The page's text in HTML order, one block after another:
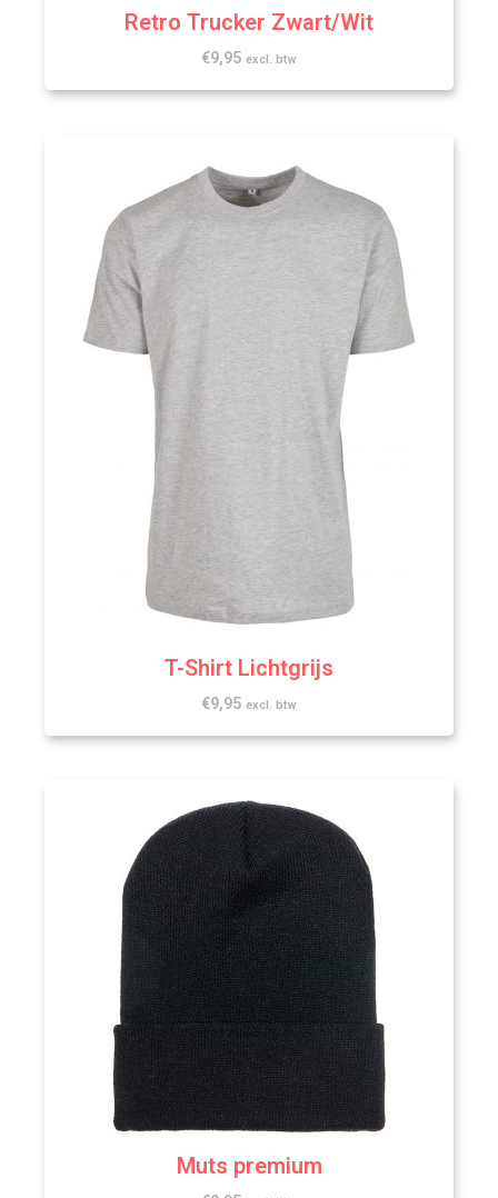
Retro Trucker Zwart/Wit
€9,95 excl. btw
T-Shirt Lichtgrijs
€9,95 excl. btw
Muts premium